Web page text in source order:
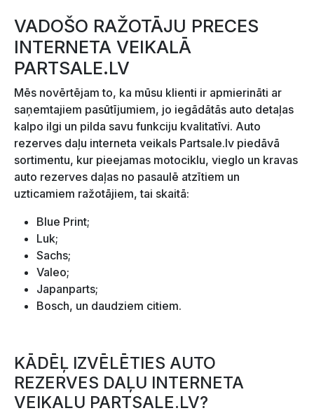
VADOŠO RAŽOTĀJU PRECES
INTERNETA VEIKALĀ
PARTSALE.LV
Mēs novērtējam to, ka mūsu klienti ir apmierināti ar
saņemtajiem pasūtījumiem, jo iegādātās auto detaļas
kalpo ilgi un pilda savu funkciju kvalitatīvi. Auto
rezerves daļu interneta veikals Partsale.lv piedāvā
sortimentu, kur pieejamas motociklu, vieglo un kravas
auto rezerves daļas no pasaulē atzītiem un
uzticamiem ražotājiem, tai skaitā:
Blue Print;
Luk;
Sachs;
Valeo;
Japanparts;
Bosch, un daudziem citiem.
KĀDĒĻ IZVĒLĒTIES AUTO
REZERVES DAĻU INTERNETA
VEIKALU PARTSALE.LV?